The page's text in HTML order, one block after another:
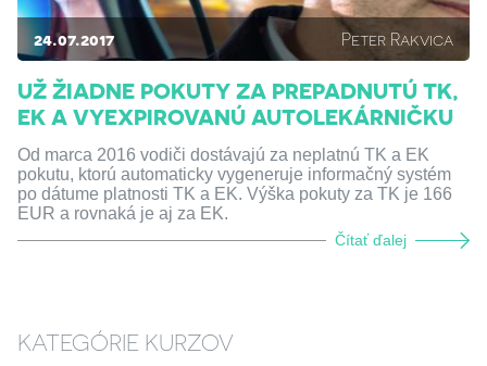
24.07.2017 Peter Rakvica
UŽ ŽIADNE POKUTY ZA PREPADNUTÚ TK,
EK A VYEXPIROVANÚ AUTOLEKÁRNIČKU
Od marca 2016 vodiči dostávajú za neplatnú TK a EK
pokutu, ktorú automaticky vygeneruje informačný systém
po dátume platnosti TK a EK. Výška pokuty za TK je 166
EUR a rovnaká je aj za EK.
Čítať ďalej
KATEGÓRIE KURZOV